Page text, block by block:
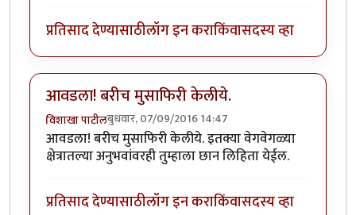
प्रतिसाद देण्यासाठीलॉग इन कराकिंवासदस्य व्हा
आवडला! बरीच मुसाफिरी केलीये.
विशाखा पाटीलबुधवार, 07/09/2016 14:47
आवडला! बरीच मुसाफिरी केलीये. इतक्या वेगवेगळ्या
क्षेत्रातल्या अनुभवांवरही तुम्हाला छान लिहिता येईल.
प्रतिसाद देण्यासाठीलॉग इन कराकिंवासदस्य व्हा